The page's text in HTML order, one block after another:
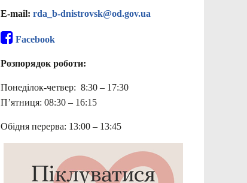
E-mail: rda_b-dnistrovsk@od.gov.ua
Facebook
Розпорядок роботи:
Понеділок-четвер: 8:30 – 17:30
П’ятниця: 08:30 – 16:15
Обідня перерва: 13:00 – 13:45